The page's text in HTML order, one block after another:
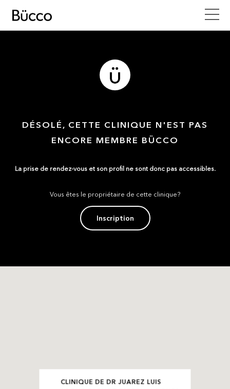
DÉSOLÉ, CETTE CLINIQUE N'EST PAS
ENCORE MEMBRE BÜCCO
La prise de rendez-vous et son profil ne sont donc pas accessibles.
Vous êtes le propriétaire de cette clinique?
Inscription
CLINIQUE DE DR JUAREZ LUIS